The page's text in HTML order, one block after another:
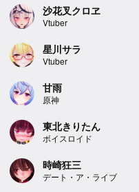
沙花叉クロヱ
Vtuber
星川サラ
Vtuber
甘雨
原神
東北きりたん
ボイスロイド
時崎狂三
デート・ア・ライブ